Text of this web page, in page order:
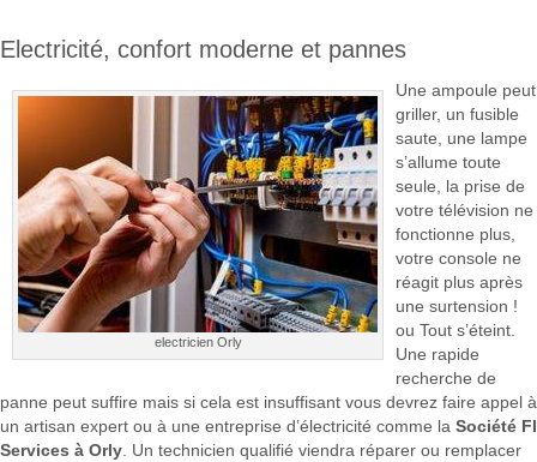
Electricité, confort moderne et pannes
electricien Orly
Une ampoule peut
griller, un fusible
saute, une lampe
s’allume toute
seule, la prise de
votre télévision ne
fonctionne plus,
votre console ne
réagit plus après
une surtension !
ou Tout s’éteint.
Une rapide
recherche de
panne peut suffire mais si cela est insuffisant vous devrez faire appel à
un artisan expert ou à une entreprise d’électricité comme la Société FI
Services à Orly . Un technicien qualifié viendra réparer ou remplacer